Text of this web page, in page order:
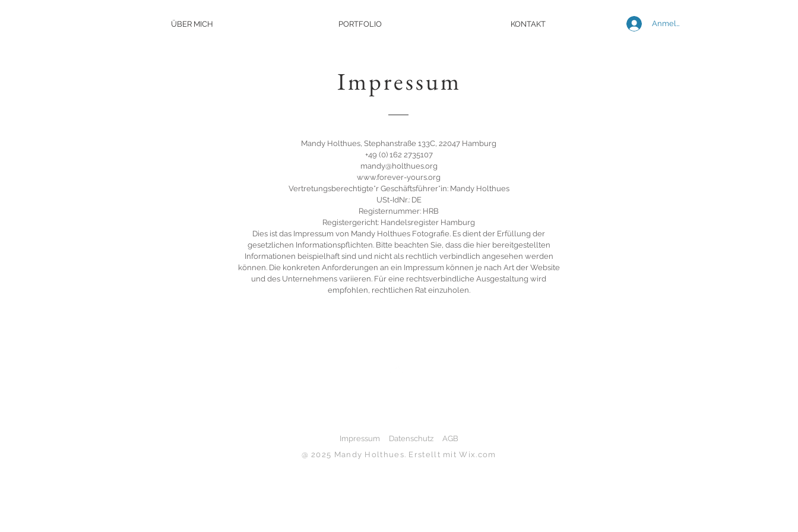
ÜBER MICH PORTFOLIO KONTAKT Anmelden
Impressum
Mandy Holthues, Stephanstraße 133C, 22047 Hamburg
+49 (0) 162 2735107
mandy@holthues.org
www.forever-yours.org
Vertretungsberechtigte*r Geschäftsführer*in: Mandy Holthues
USt-IdNr.: DE
Registernummer: HRB
Registergericht: Handelsregister Hamburg
Dies ist das Impressum von Mandy Holthues Fotografie. Es dient der Erfüllung der
gesetzlichen Informationspflichten. Bitte beachten Sie, dass die hier bereitgestellten
Informationen beispielhaft sind und nicht als rechtlich verbindlich angesehen werden
können. Die konkreten Anforderungen an ein Impressum können je nach Art der Website
und des Unternehmens variieren. Für eine rechtsverbindliche Ausgestaltung wird
empfohlen, rechtlichen Rat einzuholen.
Impressum Datenschutz
AGB
@ 2025 Mandy Holthues. Erstellt mitWix.com